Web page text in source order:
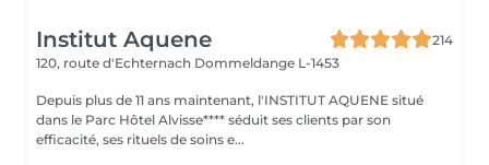
Institut Aquene
214
120, route d'Echternach Dommeldange L-1453
Depuis plus de 11 ans maintenant, l'INSTITUT AQUENE situé
dans le Parc Hôtel Alvisse**** séduit ses clients par son
efficacité, ses rituels de soins e...